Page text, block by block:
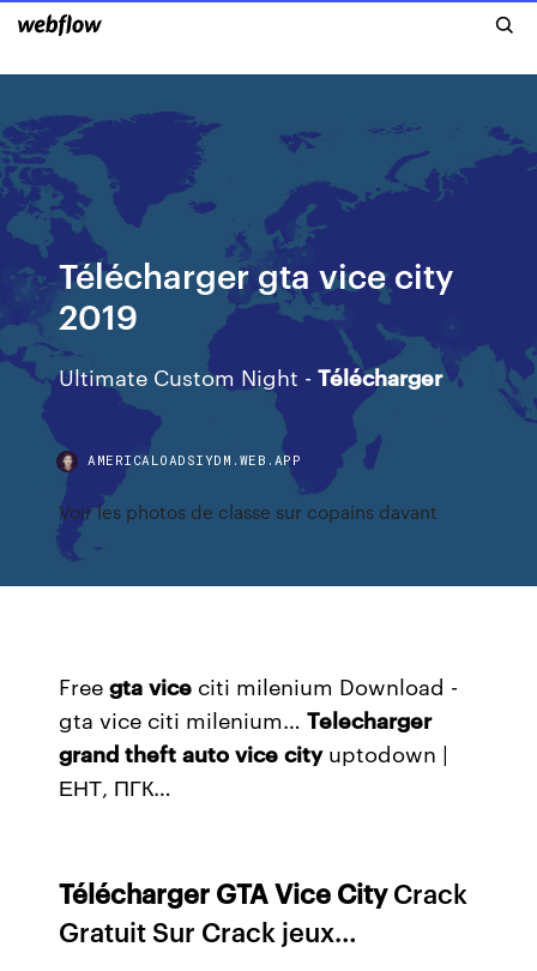
Télécharger gta vice city
2019
Ultimate Custom Night -Télécharger
AMERICALOADSIYDM.WEB.APP
Voir les photos de classe sur copains davant
Freegta vice citi milenium Download -
gta vice citi milenium… Telecharger
grand theft auto vice cityuptodown |
ЕНТ, ПГК…
Télécharger GTAVice CityCrack
Gratuit Sur Crack jeux…